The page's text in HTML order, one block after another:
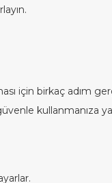
için birkaç adım
kullanmanıza